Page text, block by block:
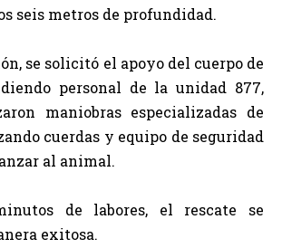
seis metros de profundidad.
se solicitó el apoyo del cuerpo de
personal de la unidad 877,
maniobras especializadas de
cuerdas y equipo de seguridad
al animal.
de labores, el rescate se
exitosa.